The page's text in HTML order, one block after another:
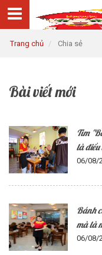
Trang chủ Chia sẻ
Bài viết mới
Tìm
là điều
06/08/
Bánh
mà là
06/08/